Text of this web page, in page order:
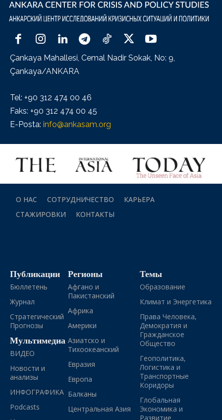
Çankaya Mahallesi, Cemal Nadir Sokak, No: 9,
Çankaya/ANKARA
Tel: +90 312 474 00 46
Faks: +90 312 474 00 45
E-Posta: info@ankasam.org
О НАС СОТРУДНИЧЕСТВО
КАРЬЕРА
СТАЖИРОВКИ
КОНТАКТЫ
Публикации
Бюллетень
Журнал
Стратегический
Прогнозы
Мультимедиа
ВИДЕО
Новости и
анализы
ИНФОГРАФИКА
Podcasts
Регионы
Афгано и
Пакистанский
Африка
Америки
Азиатско и
Тихоокеанский
Евразия
Европа
Балканы
Центральная Азия
Темы
Образование
Климат и Энергетика
Права Человека,
Демократия и
Гражданское
Общество
Геополитика,
Логистика и
Транспортные
Коридоры
Глобальная
Экономика и
Развитие